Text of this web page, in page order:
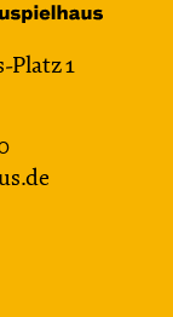
Platz 1